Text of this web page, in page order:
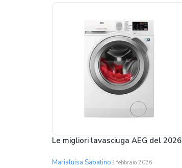
carte di credito e documenti nei vari
Anche se il suo scopo resta invariato, questa
Le migliori lavasciuga AEG del 2026
Marialuisa Sabatino3 febbraio 2026